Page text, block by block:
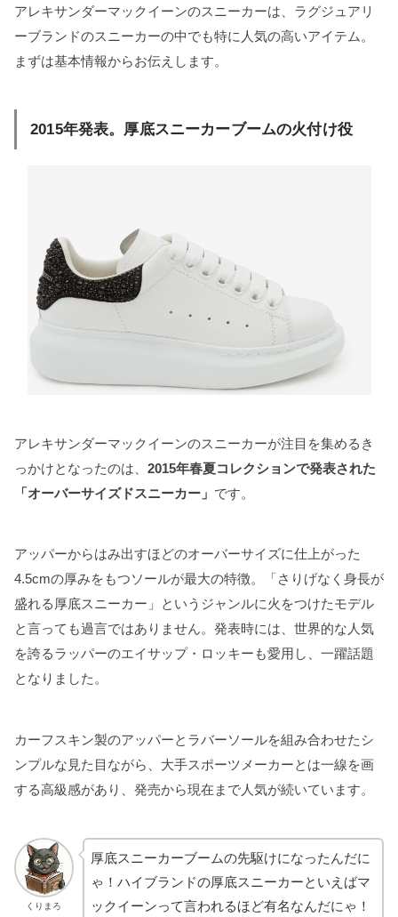
アレキサンダーマックイーンのスニーカーは、ラグジュアリ
ーブランドのスニーカーの中でも特に人気の高いアイテム。
まずは基本情報からお伝えします。
2015年発表。厚底スニーカーブームの火付け役
アレキサンダーマックイーンのスニーカーが注目を集めるき
っかけとなったのは、 2015年春夏コレクションで発表された
「オーバーサイズドスニーカー」 です。
アッパーからはみ出すほどのオーバーサイズに仕上がった
4.5cmの厚みをもつソールが最大の特徴。「さりげなく身長が
盛れる厚底スニーカー」というジャンルに火をつけたモデル
と言っても過言ではありません。発表時には、世界的な人気
を誇るラッパーのエイサップ・ロッキーも愛用し、一躍話題
となりました。
カーフスキン製のアッパーとラバーソールを組み合わせたシ
ンプルな見た目ながら、大手スポーツメーカーとは一線を画
する高級感があり、発売から現在まで人気が続いています。
くりまろ
厚底スニーカーブームの先駆けになったんだに
ゃ！ハイブランドの厚底スニーカーといえばマ
ックイーンって言われるほど有名なんだにゃ！